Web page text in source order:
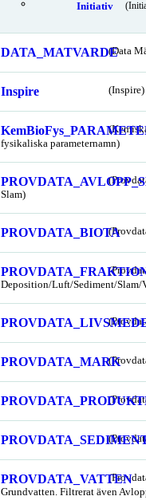
Initiativ
DATA_MATVARDE(Data
Inspire (Inspire)
fysikaliska parameternamn)
Slam)
PROVDATA_BIOTA
Deposition/Luft/Sediment/Slam/
PROVDATA_MARK
PROVDATA_VATTEN
Grundvatten. Filtrerat även